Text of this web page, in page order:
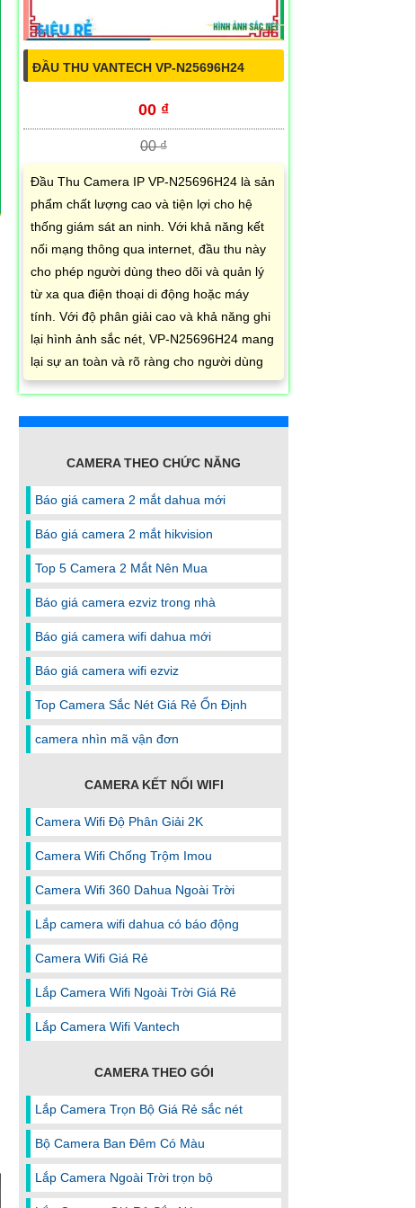
ĐẦU THU VANTECH VP-N25696H24
00 ₫
00 ₫
Đầu Thu Camera IP VP-N25696H24 là sản
phẩm chất lượng cao và tiện lợi cho hệ
thống giám sát an ninh. Với khả năng kết
nối mạng thông qua internet, đầu thu này
cho phép người dùng theo dõi và quản lý
từ xa qua điện thoại di động hoặc máy
tính. Với độ phân giải cao và khả năng ghi
lại hình ảnh sắc nét, VP-N25696H24 mang
lại sự an toàn và rõ ràng cho người dùng
CAMERA THEO CHỨC NĂNG
Báo giá camera 2 mắt dahua mới
Báo giá camera 2 mắt hikvision
Top 5 Camera 2 Mắt Nên Mua
Báo giá camera ezviz trong nhà
Báo giá camera wifi dahua mới
Báo giá camera wifi ezviz
Top Camera Sắc Nét Giá Rẻ Ổn Định
camera nhìn mã vận đơn
CAMERA KẾT NỐI WIFI
Camera Wifi Độ Phân Giải 2K
Camera Wifi Chống Trộm Imou
Camera Wifi 360 Dahua Ngoài Trời
Lắp camera wifi dahua có báo động
Camera Wifi Giá Rẻ
Lắp Camera Wifi Ngoài Trời Giá Rẻ
Lắp Camera Wifi Vantech
CAMERA THEO GÓI
Lắp Camera Trọn Bộ Giá Rẻ sắc nét
Bộ Camera Ban Đêm Có Màu
Lắp Camera Ngoài Trời trọn bộ